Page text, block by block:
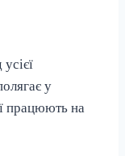
у
працюють на